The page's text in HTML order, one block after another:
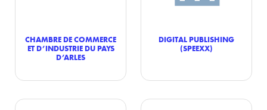
CHAMBRE DE COMMERCE
ET D’INDUSTRIE DU PAYS
D’ARLES
DIGITAL PUBLISHING
(SPEEXX)